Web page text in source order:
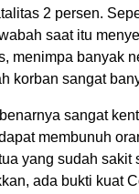
2 persen.
saat itu
menimpa banyak
korban sangat
sangat
membunuh
yang sudah sakit
ada bukti kuat